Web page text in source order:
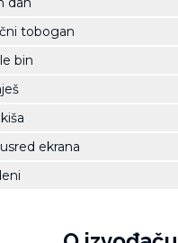
tobogan
bin
ekrana